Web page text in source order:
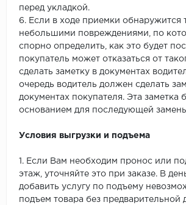
перед укладкой.
6. Если в ходе приемки обнаружится
небольшими повреждениями, по
спорно определить, как это будет
покупатель может отказаться от
сделать заметку в документах
очередь водитель должен сделать
документах покупателя. Эта заметка
основанием для последующей
Условия выгрузки и подъема
1. Если Вам необходим пронос или
этаж, уточняйте это при заказе. В
добавить услугу по подъему
подъем товара без предварительной